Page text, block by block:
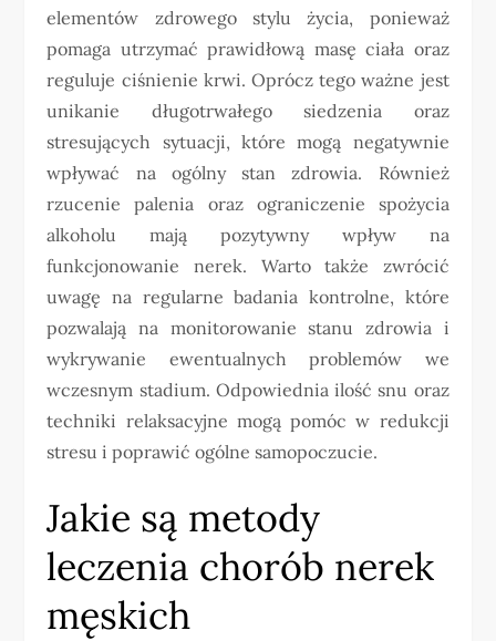
elementów zdrowego stylu życia, ponieważ
pomaga utrzymać prawidłową masę ciała oraz
reguluje ciśnienie krwi. Oprócz tego ważne jest
unikanie długotrwałego siedzenia oraz
stresujących sytuacji, które mogą negatywnie
wpływać na ogólny stan zdrowia. Również
rzucenie palenia oraz ograniczenie spożycia
alkoholu mają pozytywny wpływ na
funkcjonowanie nerek. Warto także zwrócić
uwagę na regularne badania kontrolne, które
pozwalają na monitorowanie stanu zdrowia i
wykrywanie ewentualnych problemów we
wczesnym stadium. Odpowiednia ilość snu oraz
techniki relaksacyjne mogą pomóc w redukcji
stresu i poprawić ogólne samopoczucie.
Jakie są metody
leczenia chorób nerek
męskich